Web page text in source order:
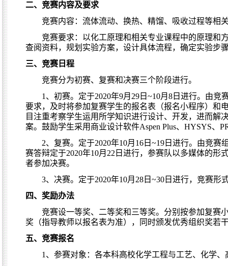
二、竞赛内容及要求
竞赛内容：流体流动、换热、精馏、吸收过程等相
竞赛要求：以化工原理和相关专业课程中的原理和
查阅资料，规划实验方案，设计具体流程，确定实验步
三、竞赛日程
竞赛分为初赛、复赛和决赛三个阶段进行。
1 、初赛。定于2020年9月 29 日 ~10月 8 日进行。由竞
要求，及时将参加复赛学生的报名表（报名小程序）和
目注重考察学生运用所学知识进行设计、开发，进而解
案。鼓励学生采用商业设计软件Aspen Plus、 HYSYS、
2、复赛。定于2020年10月 16 日 ~19 日进行。由竞赛
赛答辩定于2020年10月 22 日进行，参赛队以多媒体的形
者参加决赛。
3、决赛。定于2020年10月 28 日 ~30 日进行，竞赛形
四、奖励办法
竞赛设一等奖、二等奖和三等奖。分别按参加复赛
奖（指导教师以报名表为准），同时颁发优秀组织奖若
五、竞赛报名
1 、参赛对象：各本科高校化学工程与工艺、化学